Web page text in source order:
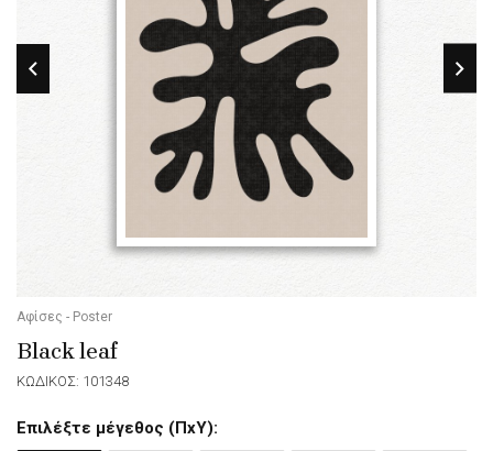
Αφίσες - Poster
Black leaf
ΚΩΔΙΚΟΣ: 101348
Επιλέξτε μέγεθος (ΠxΥ):